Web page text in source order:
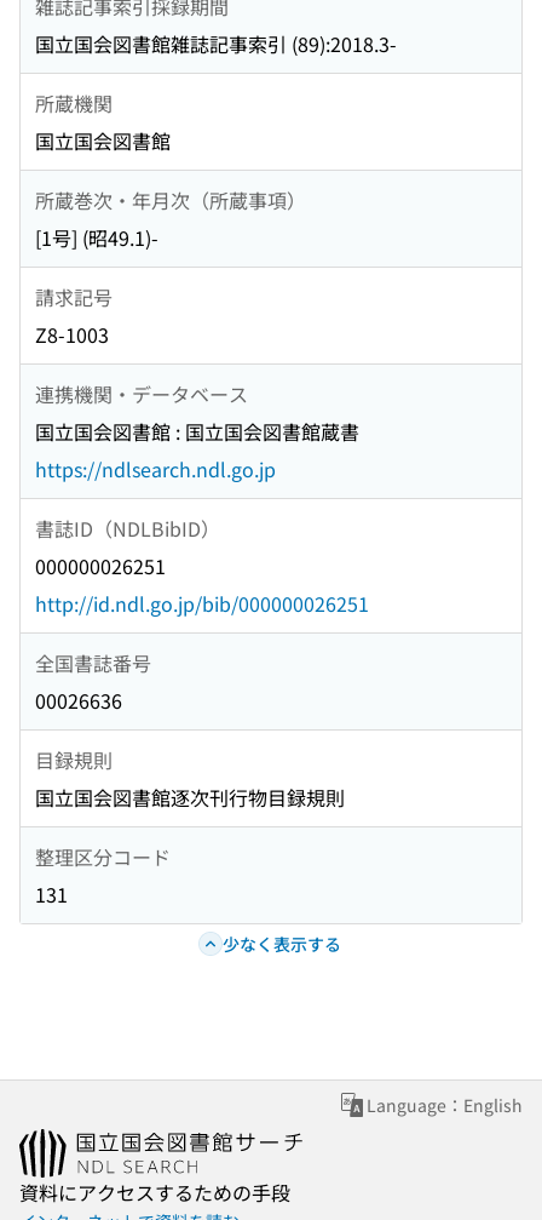
国立国会図書館雑誌記事索引 (89):2018.3-
所蔵機関
国立国会図書館
所蔵巻次・年月次（所蔵事項）
[1号] (昭49.1)-
請求記号
Z8-1003
連携機関・データベース
国立国会図書館 : 国立国会図書館蔵書
https://ndlsearch.ndl.go.jp
書誌ID（NDLBibID）
000000026251
http://id.ndl.go.jp/bib/000000026251
全国書誌番号
00026636
目録規則
国立国会図書館逐次刊行物目録規則
整理区分コード
131
少なく表示する
Language：English
資料にアクセスするための手段